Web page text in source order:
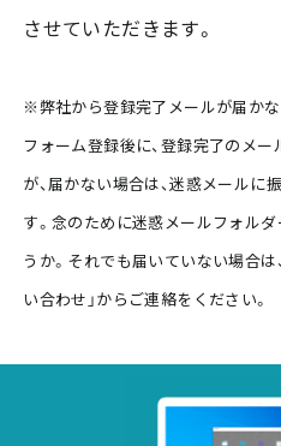
させていただきます。
※弊社から登録完了メールが届か
フォーム登録後に、登録完了のメ
が、届かない場合は、迷惑メール
す。念のために迷惑メールフォル
うか。それでも届いていない場合は
い合わせ」からご連絡をください。